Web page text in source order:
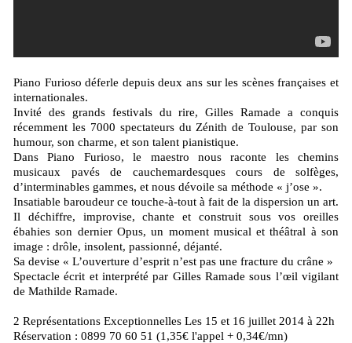
Piano Furioso déferle depuis deux ans sur les scènes françaises et
internationales.
Invité des grands festivals du rire, Gilles Ramade a conquis
récemment les 7000 spectateurs du Zénith de Toulouse, par son
humour, son charme, et son talent pianistique.
Dans Piano Furioso, le maestro nous raconte les chemins
musicaux pavés de cauchemardesques cours de solfèges,
d’interminables gammes, et nous dévoile sa méthode « j’ose ».
Insatiable baroudeur ce touche-à-tout à fait de la dispersion un art.
Il déchiffre, improvise, chante et construit sous vos oreilles
ébahies son dernier Opus, un moment musical et théâtral à son
image : drôle, insolent, passionné, déjanté.
Sa devise « L’ouverture d’esprit n’est pas une fracture du crâne »
Spectacle écrit et interprété par Gilles Ramade sous l’œil vigilant
de Mathilde Ramade.
2 Représentations Exceptionnelles Les 15 et 16 juillet 2014 à 22h
Réservation : 0899 70 60 51 (1,35€ l'appel + 0,34€/mn)